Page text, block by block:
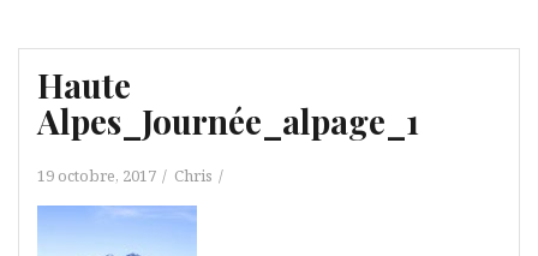
Haute
Alpes_Journée_alpage_1
19 octobre, 2017 Chris